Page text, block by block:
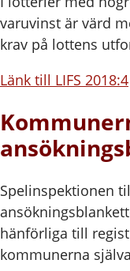
varuvinst är värd
krav på lottens
Länk till LIFS 2018:4
Spelinspektionen
hänförliga till
kommunerna